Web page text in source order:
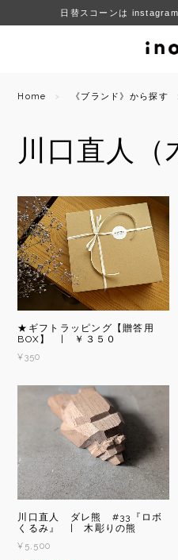
日替スコーンは
Home 《ブランド》から探す
川口直人（
★ギフトラッピング【贈答用
BOX】 | ￥３５０
¥350
川口直人 ダレ熊 #33『ロボ
くるみ』 | 木彫りの熊
¥5,500